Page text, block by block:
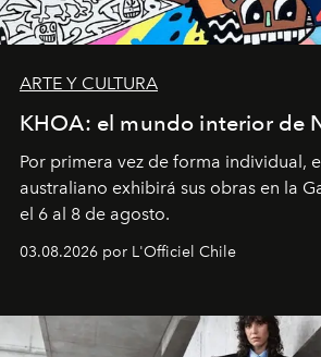
ARTE Y CULTURA
KHOA: el mundo interior de
Por primera vez de forma individual,
australiano exhibirá sus obras en la
el 6 al 8 de agosto.
03.08.2026 por L'Officiel Chile